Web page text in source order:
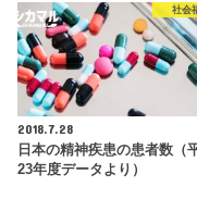
社会
2018.7.28
日本の精神疾患の患者数（
23年度データより）